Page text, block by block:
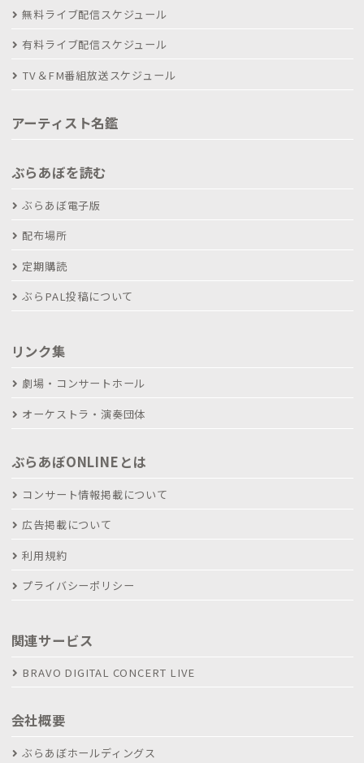
無料ライブ配信スケジュール
有料ライブ配信スケジュール
TV＆FM番組放送スケジュール
アーティスト名鑑
ぶらあぼを読む
ぶらあぼ電子版
配布場所
定期購読
ぶらPAL投稿について
リンク集
劇場・コンサートホール
オーケストラ・演奏団体
ぶらあぼONLINEとは
コンサート情報掲載について
広告掲載について
利用規約
プライバシーポリシー
関連サービス
BRAVO DIGITAL CONCERT LIVE
会社概要
ぶらあぼホールディングス